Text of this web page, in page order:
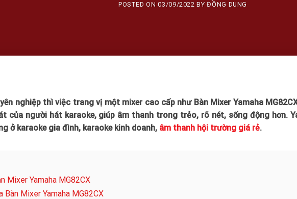
POSTED ON03/09/2022 BYĐỒNG DUNG
nghiệp thì việc trang vị một mixer cao cấp như Bàn Mixer Yamaha
của người hát karaoke, giúp âm thanh trong trẻo, rõ nét, sống động hơn.
ở karaoke gia đình, karaoke kinh doanh, âm thanh hội trường giá rẻ.
Mixer Yamaha MG82CX
Mixer Yamaha MG82CX